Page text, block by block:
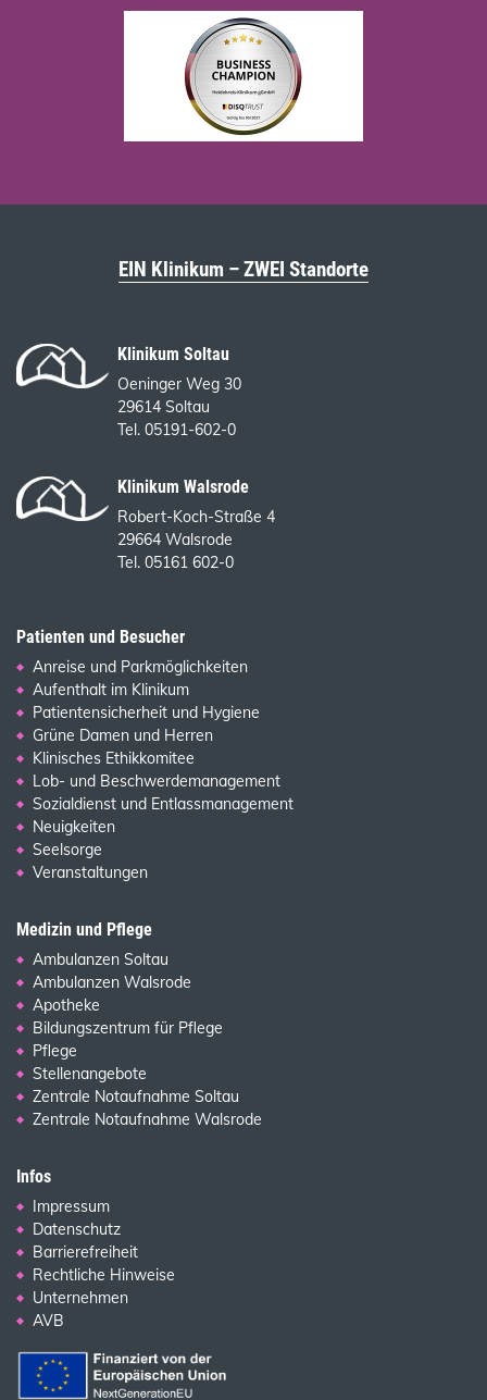
EIN Klinikum – ZWEI Standorte
Klinikum Soltau
Oeninger Weg 30
29614 Soltau
Tel. 05191-602-0
Klinikum Walsrode
Robert-Koch-Straße 4
29664 Walsrode
Tel. 05161 602-0
Patienten und Besucher
Anreise und Parkmöglichkeiten
Aufenthalt im Klinikum
Patientensicherheit und Hygiene
Grüne Damen und Herren
Klinisches Ethikkomitee
Lob- und Beschwerdemanagement
Sozialdienst und Entlassmanagement
Neuigkeiten
Seelsorge
Veranstaltungen
Medizin und Pflege
Ambulanzen Soltau
Ambulanzen Walsrode
Apotheke
Bildungszentrum für Pflege
Pflege
Stellenangebote
Zentrale Notaufnahme Soltau
Zentrale Notaufnahme Walsrode
Infos
Impressum
Datenschutz
Barrierefreiheit
Rechtliche Hinweise
Unternehmen
AVB